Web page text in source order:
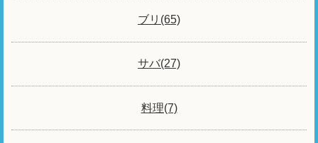
ブリ(65)
サバ(27)
料理(7)